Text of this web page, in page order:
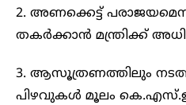
2. അണക്കെട്ട്
തകർക്കാൻ മന്ത്രിക്ക്
3. ആസൂത്രണത്തിലും
പിഴവുകൾ മൂലം